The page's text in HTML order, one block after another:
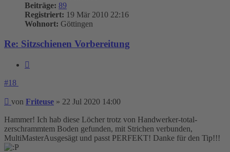
Beiträge: 89
Registriert: 19 Mär 2010 22:16
Wohnort: Göttingen
Re: Sitzschienen Vorbereitung
#18
Beitrag
von Friteuse » 22 Jul 2020 14:00
Hammer! Ich hab diese Löcher trotz von Handwerker-total-
zerschrammtem Boden gefunden, mit Strichen verbunden,
MultiMasterAusgesägt und passt PERFEKT! Danke für den Tip!!!